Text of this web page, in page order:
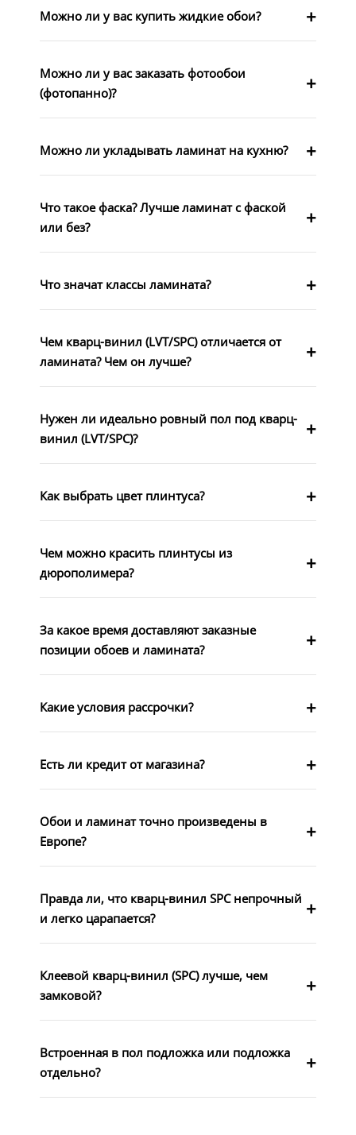
Можно ли у вас купить жидкие обои?
Можно ли у вас заказать фотообои
(фотопанно)?
Можно ли укладывать ламинат на кухню?
Что такое фаска? Лучше ламинат с фаской
или без?
Что значат классы ламината?
Чем кварц-винил (LVT/SPC) отличается от
ламината? Чем он лучше?
Нужен ли идеально ровный пол под кварц-
винил (LVT/SPC)?
Как выбрать цвет плинтуса?
Чем можно красить плинтусы из
дюрополимера?
За какое время доставляют заказные
позиции обоев и ламината?
Какие условия рассрочки?
Есть ли кредит от магазина?
Обои и ламинат точно произведены в
Европе?
Правда ли, что кварц-винил SPC непрочный
и легко царапается?
Клеевой кварц-винил (SPC) лучше, чем
замковой?
Встроенная в пол подложка или подложка
отдельно?